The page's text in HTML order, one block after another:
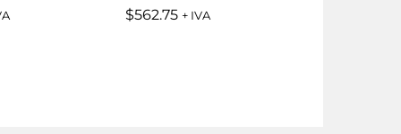
$562.75 + IVA
$562.75